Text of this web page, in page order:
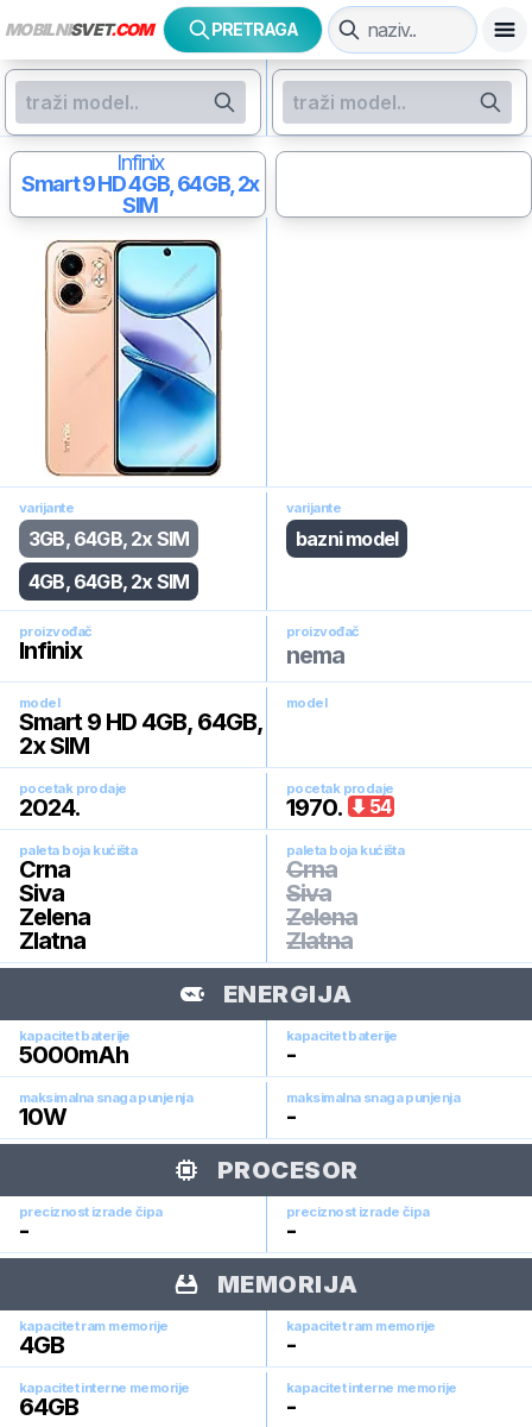
MOBILNISVET.COM PRETRAGA
Infinix
Smart 9 HD4GB, 64GB, 2x
SIM
varijante
3GB, 64GB, 2x SIM
4GB, 64GB, 2x SIM
varijante
bazni model
proizvođač
Infinix
proizvođač
nema
model
Smart 9 HD 4GB, 64GB,
2x SIM
model
pocetak prodaje
2024.
pocetak prodaje
1970. 54
paleta boja kućišta
Crna
Siva
Zelena
Zlatna
paleta boja kućišta
Crna
Siva
Zelena
Zlatna
ENERGIJA
kapacitet baterije
5000mAh
kapacitet baterije
-
maksimalna snaga punjenja
10W
maksimalna snaga punjenja
-
PROCESOR
preciznost izrade čipa
-
preciznost izrade čipa
-
MEMORIJA
kapacitet ram memorije
4GB
kapacitet ram memorije
-
kapacitet interne memorije
64GB
kapacitet interne memorije
-